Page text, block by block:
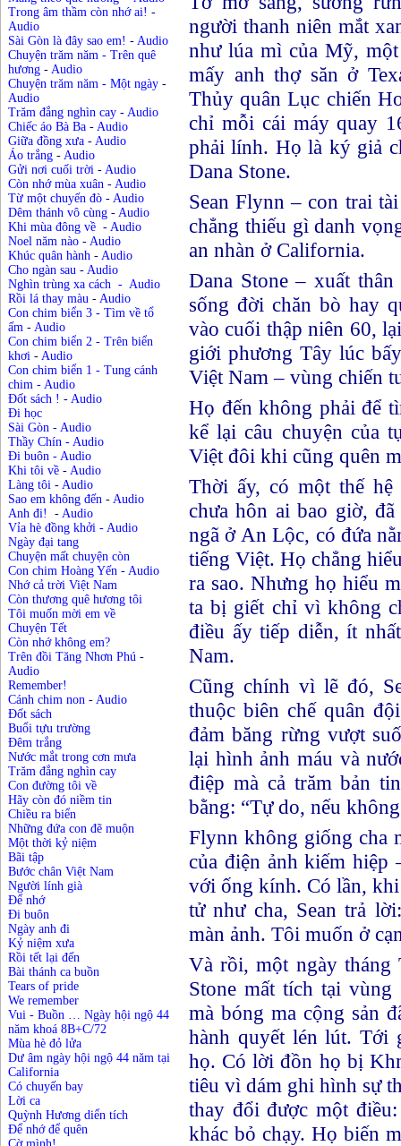
Trong âm thầm còn nhớ ai! -
Audio
Sài Gòn là đây sao em! - Audio
Chuyện trăm năm - Trên quê
hương - Audio
Chuyện trăm năm - Một ngày -
Audio
Trăm đắng nghìn cay - Audio
Chiếc áo Bà Ba - Audio
Giữa đồng xưa - Audio
Áo trắng - Audio
Gửi nơi cuối trời - Audio
Còn nhớ mùa xuân - Audio
Từ một chuyến đò - Audio
Dêm thánh vô cùng - Audio
Khi mùa đông về - Audio
Noel năm nào - Audio
Khúc quân hành - Audio
Cho ngàn sau - Audio
Nghìn trùng xa cách - Audio
Rồi lá thay màu - Audio
Con chim biển 3 - Tìm về tổ
ấm - Audio
Con chim biển 2 - Trên biển
khơi - Audio
Con chim biển 1 - Tung cánh
chim - Audio
Đốt sách ! - Audio
Đi học
Sài Gòn - Audio
Thầy Chín - Audio
Đi buôn - Audio
Khi tôi về - Audio
Làng tôi - Audio
Sao em không đến - Audio
Anh đi!
- Audio
Vỉa hè đồng khởi - Audio
Ngày đại tang
Chuyện mất chuyện còn
Con chim Hoàng Yến - Audio
Nhớ cả trời Việt Nam
Còn thương quê hương tôi
Tôi muốn mời em về
Chuyện Tết
Còn nhớ không em?
Trên đồi Tăng Nhơn Phú -
Audio
Remember!
Cánh chim non - Audio
Đốt sách
Buổi tựu trường
Đêm trắng
Nước mắt trong cơn mưa
Trăm đắng nghìn cay
Con đường tôi về
Hãy còn đó niềm tin
Chiều ra biển
Những đứa con đẽ muộn
Một thời kỷ niệm
Bãi tập
Bước chân Việt Nam
Người lính già
Để nhớ
Đi buôn
Ngày anh đi
Kỷ niệm xưa
Rồi tết lại đến
Bài thánh ca buồn
Tears of pride
We remember
Vui - Buồn … Ngày hội ngộ 44
năm khoá 8B+C/72
Mùa hè đỏ lửa
Dư âm ngày hội ngộ 44 năm tại
California
Có chuyến bay
Lời ca
Quỳnh Hương diển tích
Để nhớ để quên
người thanh niên mắt
như lúa mì của Mỹ,
mấy anh thợ săn ở
Thủy quân Lục chiến
chỉ mỗi cái máy quay
phải lính. Họ là ký giả
Dana Stone.
Sean Flynn – con trai
chẳng thiếu gì danh
an nhàn ở California.
Dana Stone – xuất
sống đời chăn bò hay
vào cuối thập niên 60,
giới phương Tây lúc
Việt Nam – vùng chiến
Họ đến không phải để
kể lại câu chuyện của
Việt đôi khi cũng quên
Thời ấy, có một thế
chưa hôn ai bao giờ,
ngã ở An Lộc, có đứa
tiếng Việt. Họ chẳng
ra sao. Nhưng họ hiểu
ta bị giết chỉ vì không
điều ấy tiếp diễn, ít
Nam.
Cũng chính vì lẽ đó,
thuộc biên chế quân
đảm băng rừng vượt
lại hình ảnh máu và
điệp mà cả trăm bản
bằng: “Tự do, nếu
Flynn không giống cha
của điện ảnh kiếm
với ống kính. Có lần,
tử như cha, Sean trả
màn ảnh. Tôi muốn ở
Và rồi, một ngày tháng
Stone mất tích tại
mà bóng ma cộng sản
hành quyết lén lút. Tới
họ. Có lời đồn họ bị
tiêu vì dám ghi hình sự
thay đổi được một
khác bỏ chạy. Họ biến